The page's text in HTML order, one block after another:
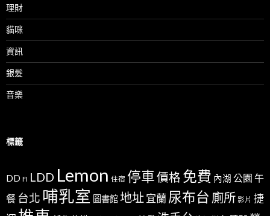
理財
貓咪
資訊
銀髮
音樂
標籤
DD FI LDD Lemon 住宿 停車價格 免費 內湖 公園 午
餐 台北 哺乳室 圖書館地址宜蘭尿布台 廁所 影片 捷